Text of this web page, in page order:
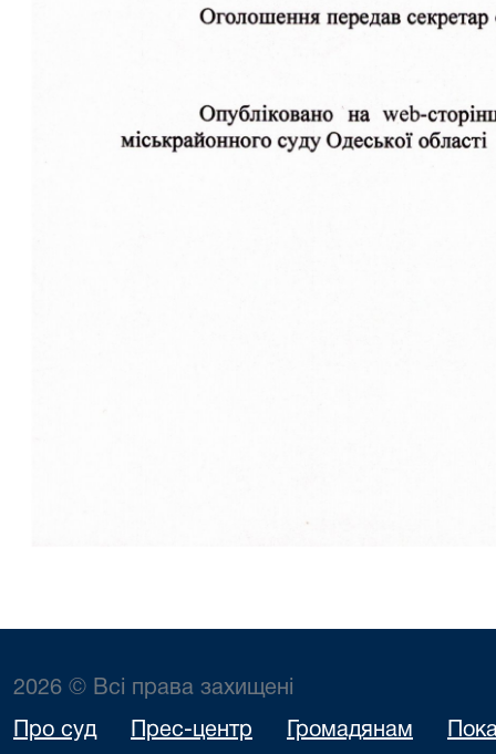
2026 © Всі права захищені
Про суд Прес-центр Громадянам